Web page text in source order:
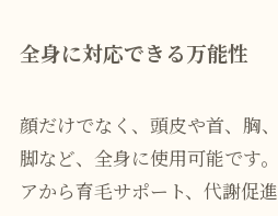
全身に対応できる万能性
顔だけでなく、頭皮や首、胸
脚など、全身に使用可能です
アから育毛サポート、代謝促